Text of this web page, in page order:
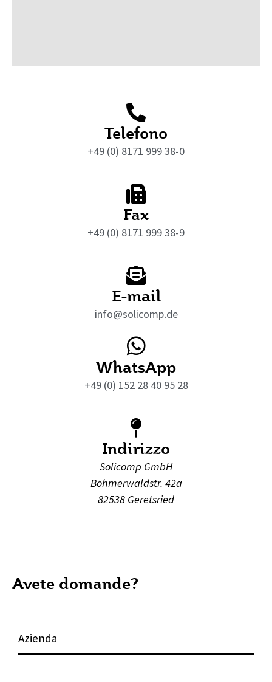
Telefono
+49 (0) 8171 999 38-0
Fax
+49 (0) 8171 999 38-9
E-mail
info@solicomp.de
WhatsApp
+49 (0) 152 28 40 95 28
Indirizzo
Solicomp GmbH
Böhmerwaldstr. 42a
82538 Geretsried
Avete domande?
A
z